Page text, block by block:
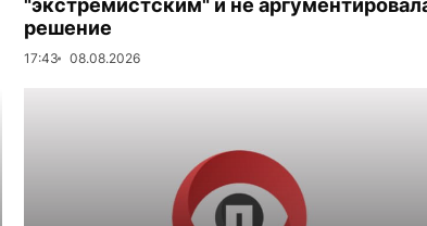
"экстремистским" и не
решение
17:43 08.08.2026